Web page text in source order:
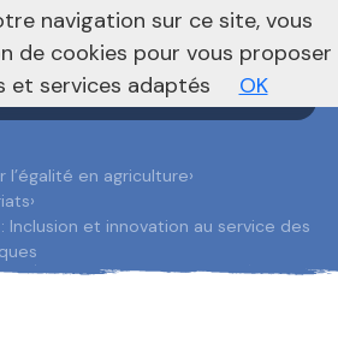
AgendaAnnoncesActualités
l’égalité en agriculture›
›
Inclusion et innovation au service des
navigation sur ce site, vous
de cookies pour vous proposer
et services adaptés
OK